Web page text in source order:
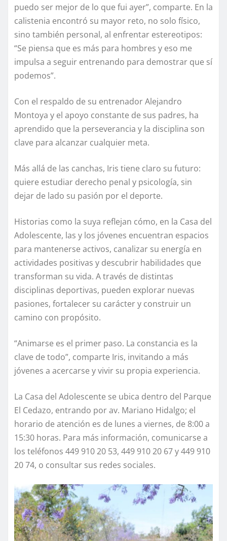
puedo ser mejor de lo que fui ayer”, comparte. En la
calistenia encontró su mayor reto, no solo físico,
sino también personal, al enfrentar estereotipos:
“Se piensa que es más para hombres y eso me
impulsa a seguir entrenando para demostrar que sí
podemos”.
Con el respaldo de su entrenador Alejandro
Montoya y el apoyo constante de sus padres, ha
aprendido que la perseverancia y la disciplina son
clave para alcanzar cualquier meta.
Más allá de las canchas, Iris tiene claro su futuro:
quiere estudiar derecho penal y psicología, sin
dejar de lado su pasión por el deporte.
Historias como la suya reflejan cómo, en la Casa del
Adolescente, las y los jóvenes encuentran espacios
para mantenerse activos, canalizar su energía en
actividades positivas y descubrir habilidades que
transforman su vida. A través de distintas
disciplinas deportivas, pueden explorar nuevas
pasiones, fortalecer su carácter y construir un
camino con propósito.
“Animarse es el primer paso. La constancia es la
clave de todo”, comparte Iris, invitando a más
jóvenes a acercarse y vivir su propia experiencia.
La Casa del Adolescente se ubica dentro del Parque
El Cedazo, entrando por av. Mariano Hidalgo; el
horario de atención es de lunes a viernes, de 8:00 a
15:30 horas. Para más información, comunicarse a
los teléfonos 449 910 20 53, 449 910 20 67 y 449 910
20 74, o consultar sus redes sociales.